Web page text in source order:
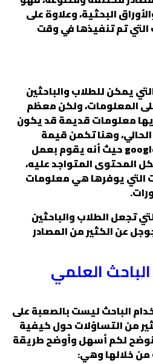
البحثية، وعلاوة على
تم تنفيذها في وقت
يمكن للطلاب والباحثين
المعلومات، ولكن معظم
معلومات قديمة قد يكون
وهنا تكمن قيمة
وأهمية الباحث google scholar حيث أنه يقوم بعمل
المحتوى المتواجد عليه،
التي يوفرها هي معلومات
تجعل الطلاب والباحثين
عن الكثير من المصادر
العلمي
الباحث ليست بالصعبة على
من التساؤلات حول كيفية
لكم أسهل وأوضح طريقة
من خلالها وهي: